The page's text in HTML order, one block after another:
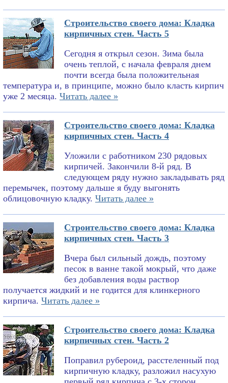
Строительство своего дома: Кладка
кирпичных стен. Часть 5
Сегодня я открыл сезон. Зима была
очень теплой, с начала февраля днем
почти всегда была положительная
температура и, в принципе, можно было класть кирпич
уже 2 месяца. Читать далее »
Строительство своего дома: Кладка
кирпичных стен. Часть 4
Уложили с работником 230 рядовых
кирпичей. Закончили 8-й ряд. В
следующем ряду нужно закладывать ряд
перемычек, поэтому дальше я буду выгонять
облицовочную кладку. Читать далее »
Строительство своего дома: Кладка
кирпичных стен. Часть 3
Вчера был сильный дождь, поэтому
песок в ванне такой мокрый, что даже
без добавления воды раствор
получается жидкий и не годится для клинкерного
кирпича. Читать далее »
Строительство своего дома: Кладка
кирпичных стен. Часть 2
Поправил рубероид, расстеленный под
кирпичную кладку, разложил насухую